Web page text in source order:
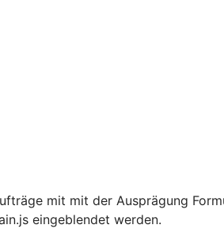
mit mit der Ausprägung
eingeblendet werden.